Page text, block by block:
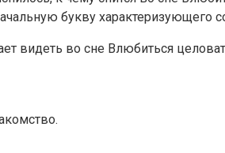
букву характеризующего
видеть во сне Влюбиться